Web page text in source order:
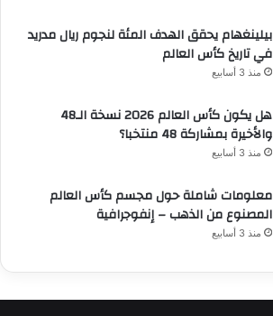
بيلينغهام يحقق الهدف المئة لنجوم ريال مدريد
في تاريخ كأس العالم
منذ 3 أسابيع
هل يكون كأس العالم 2026 نسخة الـ48
والأخيرة بمشاركة 48 منتخبا؟
منذ 3 أسابيع
معلومات شاملة حول مجسم كأس العالم
المصنوع من الذهب – إنفوجرافية
منذ 3 أسابيع